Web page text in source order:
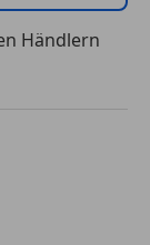
Händlern